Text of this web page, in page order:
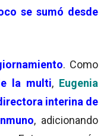
se sumó desde
. Como
la multi, Eugenia
interina de
, adicionando